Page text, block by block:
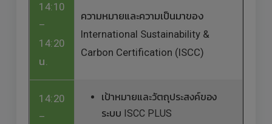
14:10
–
14:20
น.
ความหมายและความเป็นมาของ
International Sustainability &
Carbon Certification (ISCC)
14:20
–
เป้าหมายและวัตถุประสงค์ของ
ระบบ ISCC PLUS